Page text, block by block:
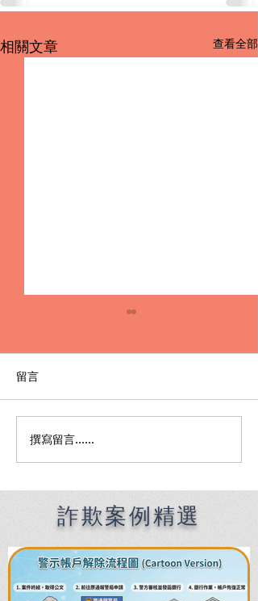
相關文章 查看全部
人頭帳戶被告洗錢怎麼
辦？洗錢防治法刑責與律
留言
撰寫留言......
詐欺案例精選